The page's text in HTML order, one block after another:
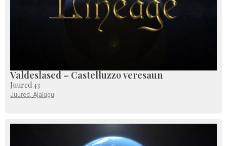
Valdeslased – Castelluzzo veresaun
Juured 43
Juured Ajalugu